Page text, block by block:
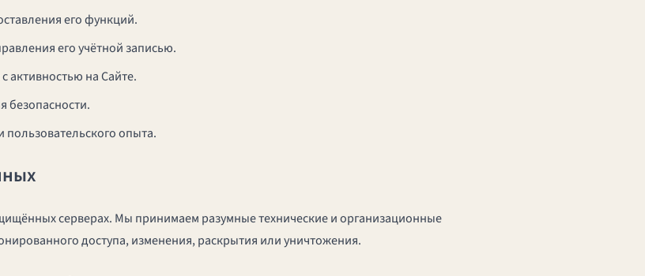
его функций.
его учётной записью.
активностью на Сайте.
безопасности.
пользовательского опыта.
серверах. Мы принимаем разумные технические и организационные
доступа, изменения, раскрытия или уничтожения.